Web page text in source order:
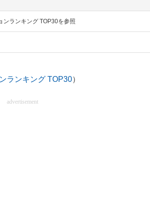
ンランキング TOP30を参照
ランキング TOP30）
advertisement